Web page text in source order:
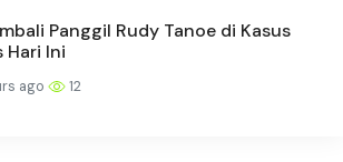
Panggil Rudy Tanoe di Kasus
Hari Ini
ago 12